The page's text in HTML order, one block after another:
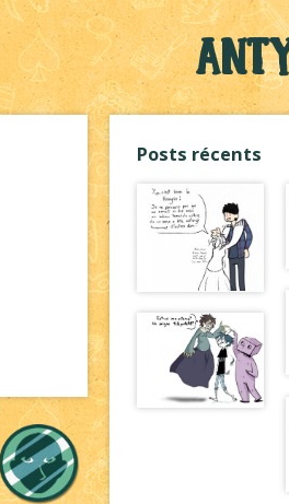
Posts récents